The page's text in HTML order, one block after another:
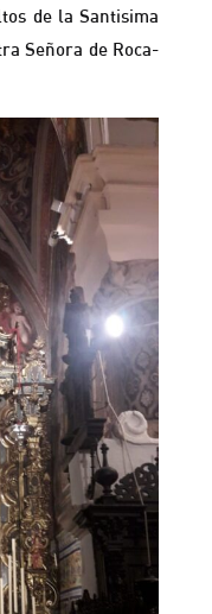
de la Santisima
Señora de Roca-